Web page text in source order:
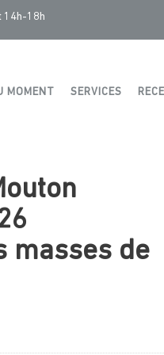
14h-18h
MOMENT SERVICES
masses de